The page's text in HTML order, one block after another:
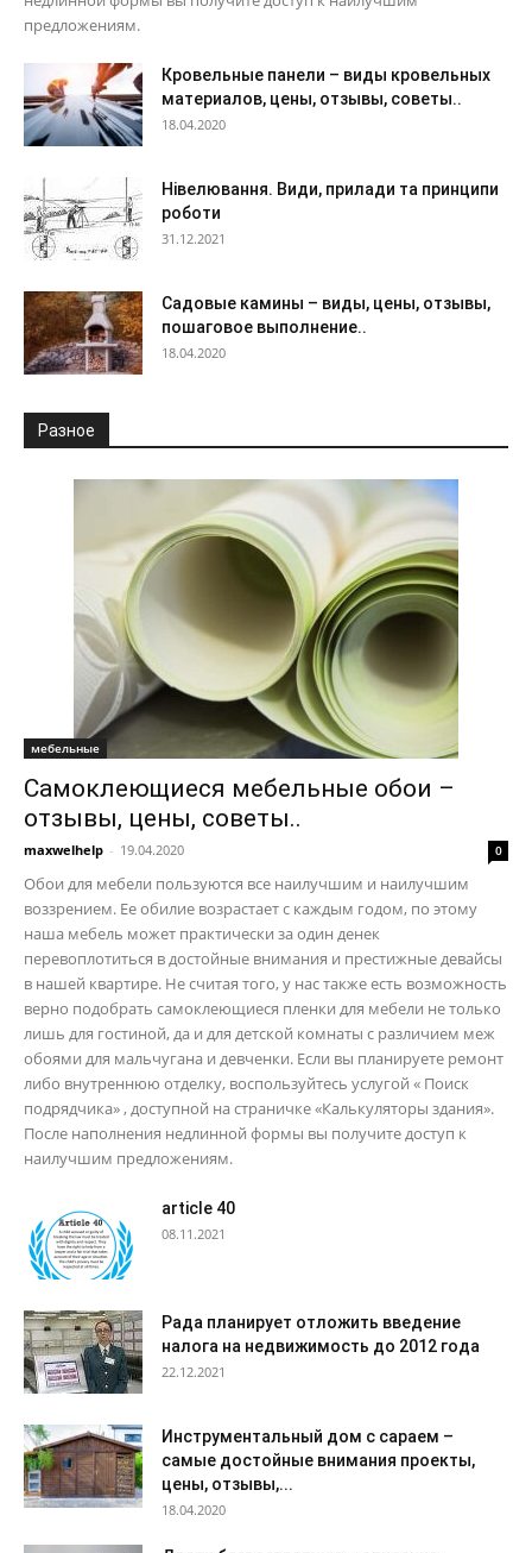
предложениям.
Кровельные панели – виды кровельных
материалов, цены, отзывы, советы..
18.04.2020
Нівелювання. Види, прилади та принципи
роботи
31.12.2021
Садовые камины – виды, цены, отзывы,
пошаговое выполнение..
18.04.2020
Разное
мебельные
Самоклеющиеся мебельные обои –
отзывы, цены, советы..
maxwelhelp - 19.04.2020 0
Обои для мебели пользуются все наилучшим и наилучшим
воззрением. Ее обилие возрастает с каждым годом, по этому
наша мебель может практически за один денек
перевоплотиться в достойные внимания и престижные девайсы
в нашей квартире. Не считая того, у нас также есть возможность
верно подобрать самоклеющиеся пленки для мебели не только
лишь для гостиной, да и для детской комнаты с различием меж
обоями для мальчугана и девченки. Если вы планируете ремонт
либо внутреннюю отделку, воспользуйтесь услугой « Поиск
подрядчика» , доступной на страничке «Калькуляторы здания».
После наполнения недлинной формы вы получите доступ к
наилучшим предложениям.
article 40
08.11.2021
Рада планирует отложить введение
налога на недвижимость до 2012 года
22.12.2021
Инструментальный дом с сараем –
самые достойные внимания проекты,
цены, отзывы,...
18.04.2020